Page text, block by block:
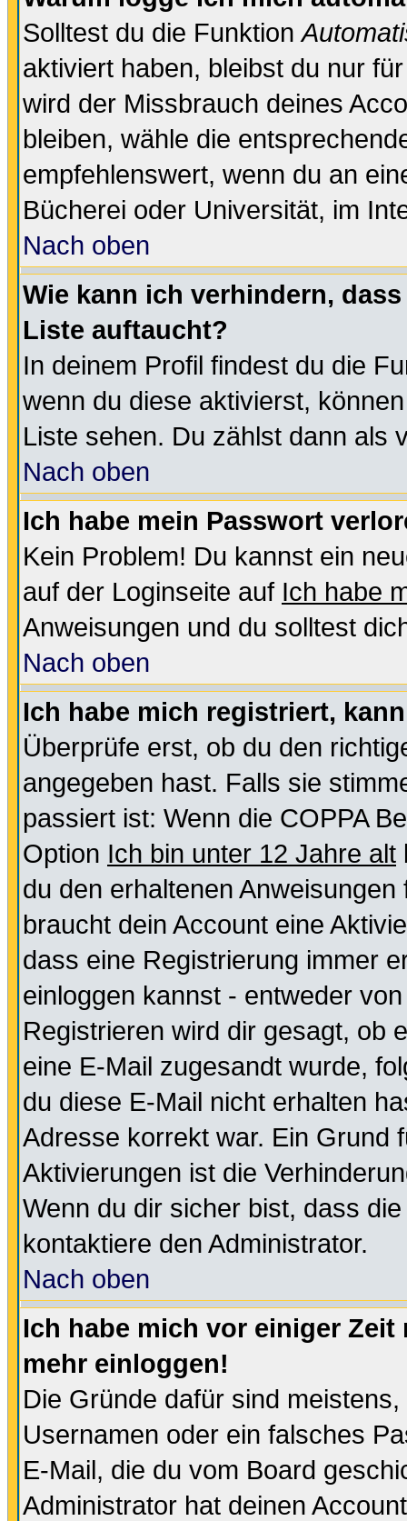
Solltest du die Funktion
aktiviert haben, bleibst du nur
wird der Missbrauch deines
bleiben, wähle die
empfehlenswert, wenn du an
Bücherei oder Universität, im
Nach oben
Wie kann ich verhindern,
Liste auftaucht?
In deinem Profil findest du die
wenn du diese aktivierst,
Liste sehen. Du zählst dann als
Nach oben
Ich habe mein Passwort
Kein Problem! Du kannst ein
auf der Loginseite auf Ich habe
Anweisungen und du solltest
Nach oben
Ich habe mich registriert,
Überprüfe erst, ob du den
angegeben hast. Falls sie
passiert ist: Wenn die COPPA
Option Ich bin unter 12 Jahre alt
du den erhaltenen
braucht dein Account eine
dass eine Registrierung immer
einloggen kannst - entweder
Registrieren wird dir gesagt, ob
eine E-Mail zugesandt wurde,
du diese E-Mail nicht erhalten
Adresse korrekt war. Ein Grund
Aktivierungen ist die
Wenn du dir sicher bist, dass
kontaktiere den Administrator.
Nach oben
Ich habe mich vor einiger
mehr einloggen!
Die Gründe dafür sind
Usernamen oder ein falsches
E-Mail, die du vom Board
Administrator hat deinen